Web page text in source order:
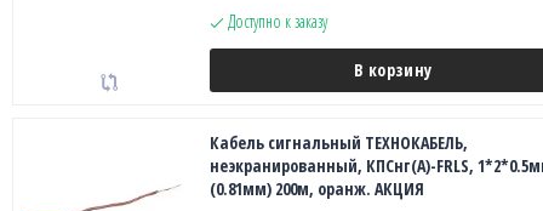
Доступно к заказу
В корзину
Кабель сигнальный ТЕХНОКАБЕЛЬ,
неэкранированный, КПСнг(А)-FRLS,
(0.81мм) 200м, оранж. АКЦИЯ